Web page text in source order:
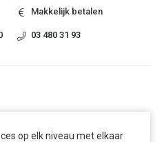
Makkelijk betalen
03 480 31 93
op elk niveau met elkaar